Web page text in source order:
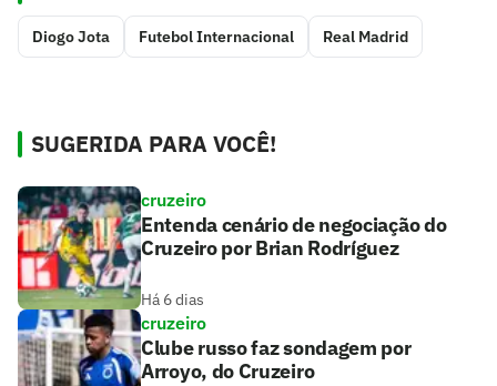
Diogo Jota Futebol Internacional Real Madrid
SUGERIDA PARA VOCÊ!
cruzeiro
Entenda cenário de negociação do
Cruzeiro por Brian Rodríguez
Há 6 dias
cruzeiro
Clube russo faz sondagem por
Arroyo, do Cruzeiro